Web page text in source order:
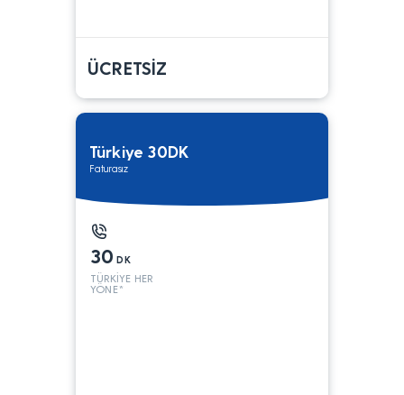
ÜCRETSİZ
Türkiye 30DK
Faturasız
30 DK
TÜRKİYE HER
YÖNE*